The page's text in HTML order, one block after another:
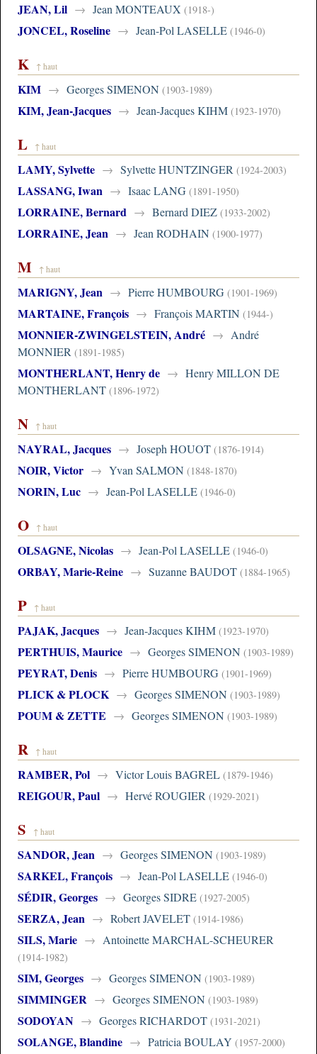
JEAN, Lil → Jean MONTEAUX (1918-)
JONCEL, Roseline → Jean-Pol LASELLE (1946-0)
K ↑ haut
KIM → Georges SIMENON (1903-1989)
KIM, Jean-Jacques → Jean-Jacques KIHM (1923-1970)
L ↑ haut
LAMY, Sylvette → Sylvette HUNTZINGER (1924-2003)
LASSANG, Iwan → Isaac LANG (1891-1950)
LORRAINE, Bernard → Bernard DIEZ (1933-2002)
LORRAINE, Jean → Jean RODHAIN (1900-1977)
M ↑ haut
MARIGNY, Jean → Pierre HUMBOURG (1901-1969)
MARTAINE, François → François MARTIN (1944-)
MONNIER-ZWINGELSTEIN, André → André
MONNIER (1891-1985)
MONTHERLANT, Henry de → Henry MILLON DE
MONTHERLANT (1896-1972)
N ↑ haut
NAYRAL, Jacques → Joseph HOUOT (1876-1914)
NOIR, Victor → Yvan SALMON (1848-1870)
NORIN, Luc → Jean-Pol LASELLE (1946-0)
O ↑ haut
OLSAGNE, Nicolas → Jean-Pol LASELLE (1946-0)
ORBAY, Marie-Reine → Suzanne BAUDOT (1884-1965)
P ↑ haut
PAJAK, Jacques → Jean-Jacques KIHM (1923-1970)
PERTHUIS, Maurice → Georges SIMENON (1903-1989)
PEYRAT, Denis → Pierre HUMBOURG (1901-1969)
PLICK & PLOCK → Georges SIMENON (1903-1989)
POUM & ZETTE → Georges SIMENON (1903-1989)
R ↑ haut
RAMBER, Pol → Victor Louis BAGREL (1879-1946)
REIGOUR, Paul → Hervé ROUGIER (1929-2021)
S ↑ haut
SANDOR, Jean → Georges SIMENON (1903-1989)
SARKEL, François → Jean-Pol LASELLE (1946-0)
SÉDIR, Georges → Georges SIDRE (1927-2005)
SERZA, Jean → Robert JAVELET (1914-1986)
SILS, Marie → Antoinette MARCHAL-SCHEURER
(1914-1982)
SIM, Georges → Georges SIMENON (1903-1989)
SIMMINGER → Georges SIMENON (1903-1989)
SODOYAN → Georges RICHARDOT (1931-2021)
SOLANGE, Blandine → Patricia BOULAY (1957-2000)